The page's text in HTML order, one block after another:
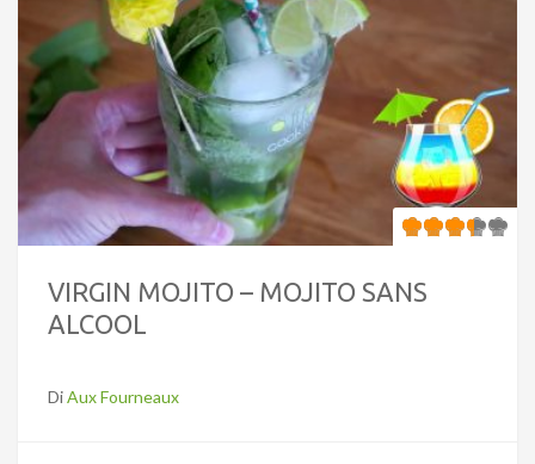
VIRGIN MOJITO – MOJITO SANS
ALCOOL
DiAux Fourneaux